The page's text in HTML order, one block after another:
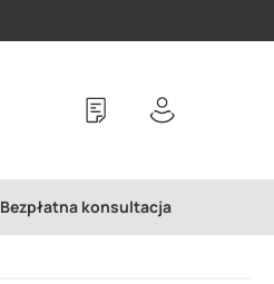
Bezpłatna konsultacja